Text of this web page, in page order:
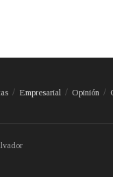
Empresarial Opinión